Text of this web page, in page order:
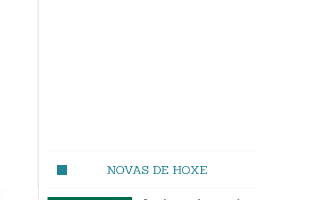
NOVAS DE HOXE